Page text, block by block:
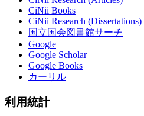
CiNii Books
CiNii Research (Dissertations)
国立国会図書館サーチ
Google
Google Scholar
Google Books
カーリル
利用統計